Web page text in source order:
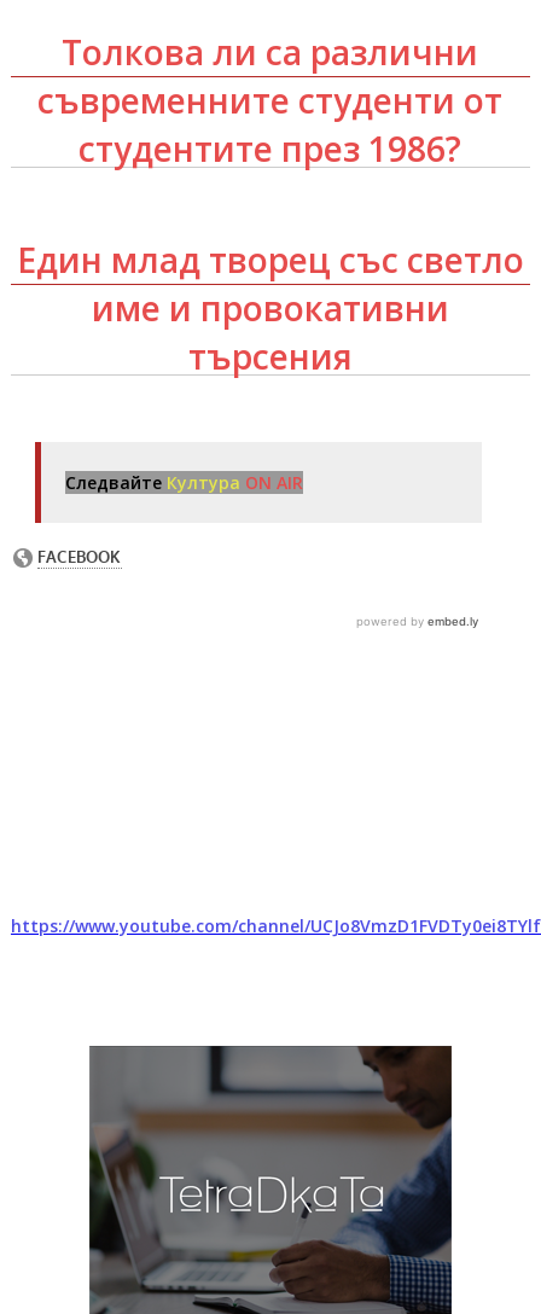
Толкова ли са различни
съвременните студенти от
студентите през 1986?
Един млад творец със светло
име и провокативни
търсения
СледвайтеКултура ON AIR
https://www.youtube.com/channel/